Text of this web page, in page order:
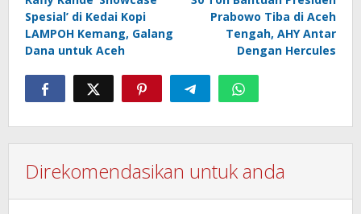
navigation
Spesial’ di Kedai Kopi
LAMPOH Kemang, Galang
Dana untuk Aceh
Prabowo Tiba di Aceh
Tengah, AHY Antar
Dengan Hercules
Direkomendasikan untuk anda